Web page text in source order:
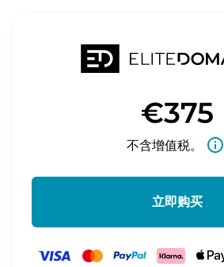
€375
不含增值税。 info_outline
立即购买